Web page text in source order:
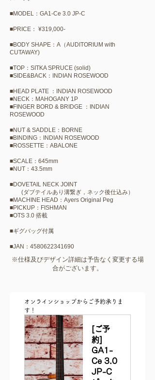
■MODEL：GA1-Ce 3.0 JP-C
■PRICE：​​ ¥319,000-
​■BODY SHAPE：A（AUDITORIUM with
CUTAWAY)
■TOP：SITKA SPRUCE (solid)
■SIDE&BACK：INDIAN ROSEWOOD
■HEAD PLATE ：INDIAN ROSEWOOD
■NECK：MAHOGANY 1P
■FINGER BORD & BRIDGE ：INDIAN
ROSEWOOD
​■NUT & SADDLE：BORNE
■BINDING：INDIAN ROSEWOOD
■ROSSETTE：ABALONE
■SCALE：645mm
■NUT：43.5mm
■DOVETAIL NECK JOINT
(ダブテイルあり溝繋ぎ，ネック後仕込み）
■MACHINE HEAD：Ayers Original Peg
■PICKUP：FISHMAN
■OTS 3.0 搭載
■ギグバッグ付属
​■JAN：4580622341690
​※仕様及びデザイン詳細は予告なく変更する場
合がございます。
オンラインショップからご予約承りま
す！
[ご予
約]
GA1-
Ce 3.0
JP-C